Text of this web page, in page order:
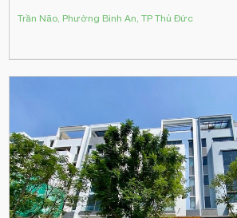
Trần Não, Phường Bình An, TP Thủ Đức